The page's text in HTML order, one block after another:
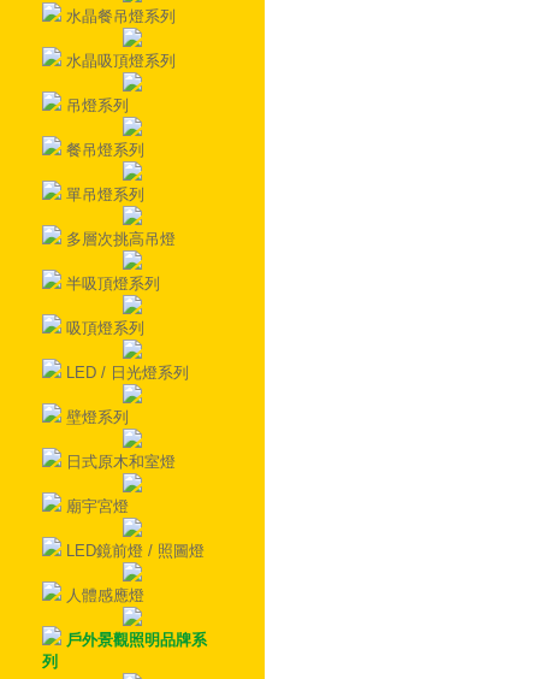
水晶餐吊燈系列
水晶吸頂燈系列
吊燈系列
餐吊燈系列
單吊燈系列
多層次挑高吊燈
半吸頂燈系列
吸頂燈系列
LED / 日光燈系列
壁燈系列
日式原木和室燈
廟宇宮燈
LED鏡前燈 / 照圖燈
人體感應燈
戶外景觀照明品牌系
列